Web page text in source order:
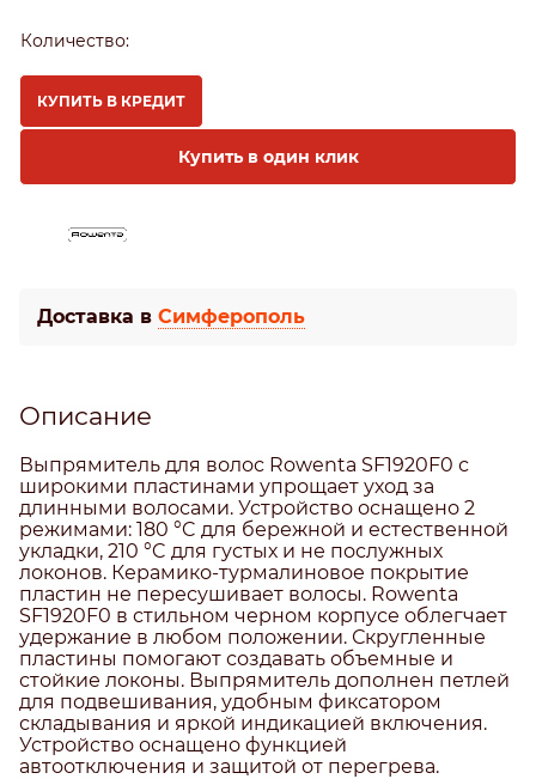
Количество:
КУПИТЬ В КРЕДИТ
Купить в один клик
Доставка в Симферополь
Описание
Выпрямитель для волос Rowenta SF1920F0 с
широкими пластинами упрощает уход за
длинными волосами. Устройство оснащено 2
режимами: 180 °C для бережной и естественной
укладки, 210 °C для густых и не послужных
локонов. Керамико-турмалиновое покрытие
пластин не пересушивает волосы. Rowenta
SF1920F0 в стильном черном корпусе облегчает
удержание в любом положении. Скругленные
пластины помогают создавать объемные и
стойкие локоны. Выпрямитель дополнен петлей
для подвешивания, удобным фиксатором
складывания и яркой индикацией включения.
Устройство оснащено функцией
автоотключения и защитой от перегрева.